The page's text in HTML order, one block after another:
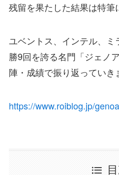
残留を果たした結果は特筆
ユベントス、インテル、
勝9回を誇る名門 「ジェノ
陣・成績で振り返っていき
https://www.roiblog.jp/genoa